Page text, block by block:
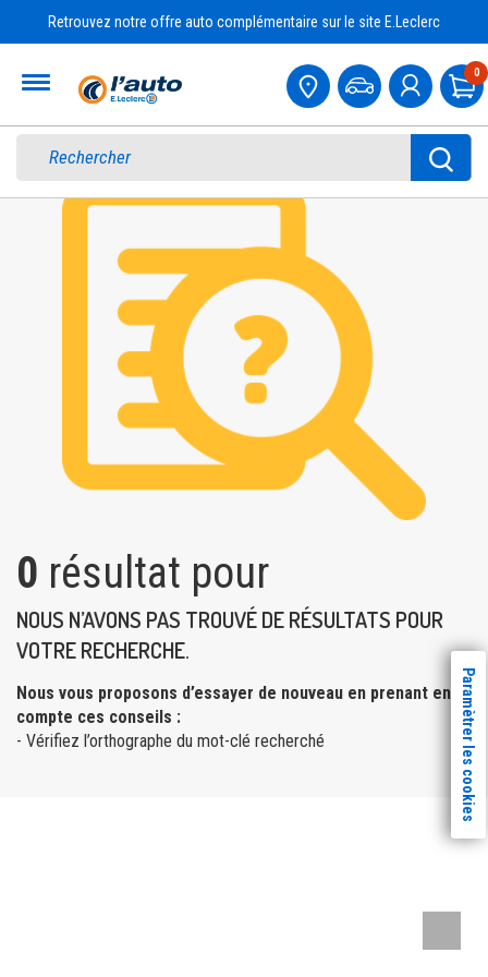
Retrouvez notre offre auto complémentaire sur le site E.Leclerc
0
0 résultat pour
NOUS N’AVONS PAS TROUVÉ DE RÉSULTATS POUR
VOTRE RECHERCHE.
Nous vous proposons d’essayer de nouveau en prenant en
compte ces conseils :
- Vérifiez l’orthographe du mot-clé recherché
Paramètrer les cookies